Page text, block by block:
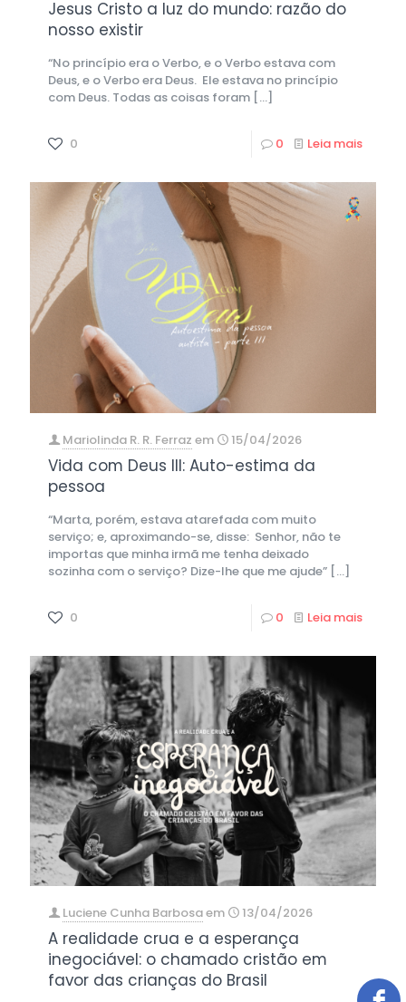
Jesus Cristo a luz do mundo: razão do
nosso existir
“No princípio era o Verbo, e o Verbo estava com
Deus, e o Verbo era Deus. Ele estava no princípio
com Deus. Todas as coisas foram […]
0 0 Leia mais
Mariolinda R. R. Ferraz em 15/04/2026
Vida com Deus III: Auto-estima da
pessoa
“Marta, porém, estava atarefada com muito
serviço; e, aproximando-se, disse: Senhor, não te
importas que minha irmã me tenha deixado
sozinha com o serviço? Dize-lhe que me ajude” […]
0 0 Leia mais
Luciene Cunha Barbosaem 13/04/2026
A realidade crua e a esperança
inegociável: o chamado cristão em
favor das crianças do Brasil